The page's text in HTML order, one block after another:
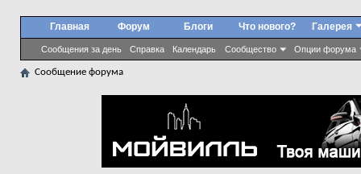
Главная Форум
Сообщения за день Справка Календарь Сообщество Опции форума
Блоги Что нового? Галерея
Сообщение форума